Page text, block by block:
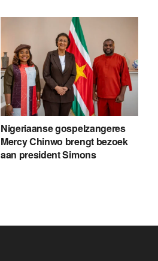
Nigeriaanse gospelzangeres
Mercy Chinwo brengt bezoek
aan president Simons